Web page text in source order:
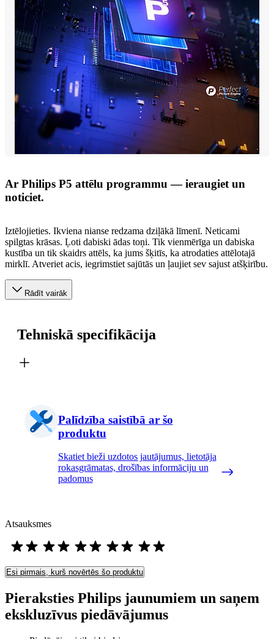
Ar Philips P5 attēlu programmu — ieraugiet un
noticiet.
Iztēlojieties. Ikviena nianse redzama dziļākā līmenī. Neticami
spilgtas krāsas. Ļoti dabiski ādas toņi. Tik vienmērīga un dabiska
kustība un tik skaidrs attēls, ka jums šķitīs, ka atrodaties attēlotajā
mirklī. Atveriet acis, iegrimstiet sajūtās un ļaujiet sev sajust atšķirību.
Rādīt vairāk
Tehniskā specifikācija
Palīdzība saistībā ar šo
produktu
Skatiet bieži uzdotos jautājumus, lietotāja
rokasgrāmatas, drošības informāciju un
padomus
Atsauksmes
Esi pirmais, kurš novērtēs šo produktu
Pieraksties Philips jaunumiem un saņem
ekskluzīvus piedāvājumus